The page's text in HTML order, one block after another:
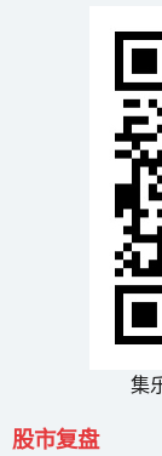
集
股市复盘